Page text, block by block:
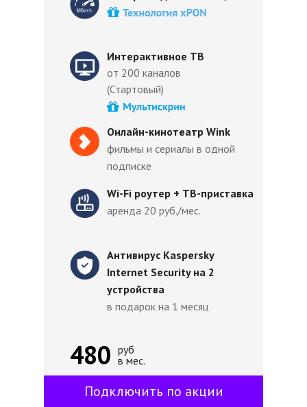
руб
в мес.
480
Антивирус Kaspersky
Internet Security на 2
устройства
в подарок на 1 месяц
Подключить по акции
Интерактивное ТВ
от 200 каналов
(Стартовый)
Wi-Fi роутер + ТВ-приставка
аренда 20 руб./мес.
Онлайн-кинотеатр Wink
фильмы и сериалы в одной
подписке